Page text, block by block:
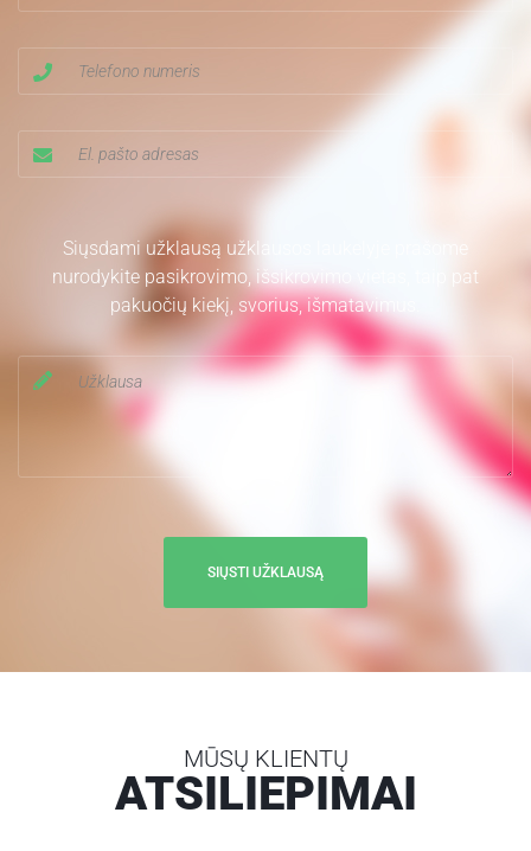
Siųsdami užklausą užklausos laukelyje prašome
nurodykite pasikrovimo, išsikrovimo vietas, taip pat
pakuočių kiekį, svorius, išmatavimus.
MŪSŲ KLIENTŲ
ATSILIEPIMAI